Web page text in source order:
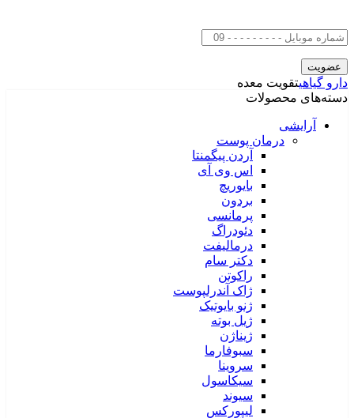
دارو گیاهیتقویت معده
دسته‌های محصولات
آرایشی
درمان پوست
آردن پیگمنتا
اس وی آی
بایوریچ
بردون
پرمانسی
دئودراگ
درمالیفت
دکتر سام
راکوتن
ژاک آندرلپوست
ژنو بایوتیک
ژیل بوته
ژیناژن
سبوفارما
سروینا
سیکاسول
سیوند
لیپورکس